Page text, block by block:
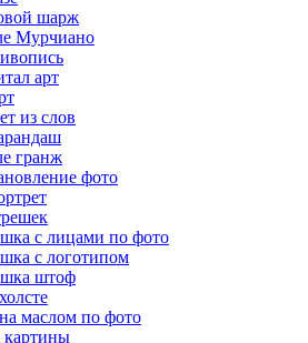
шарж
Мурчиано
арт
из слов
гранж
фото
с лицами по фото
с логотипом
штоф
маслом по фото
картины